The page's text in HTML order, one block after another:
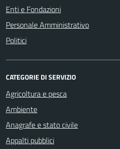
Enti e Fondazioni
Personale Amministrativo
Politici
CATEGORIE DI SERVIZIO
Agricoltura e pesca
Ambiente
Anagrafe e stato civile
Appalti pubblici